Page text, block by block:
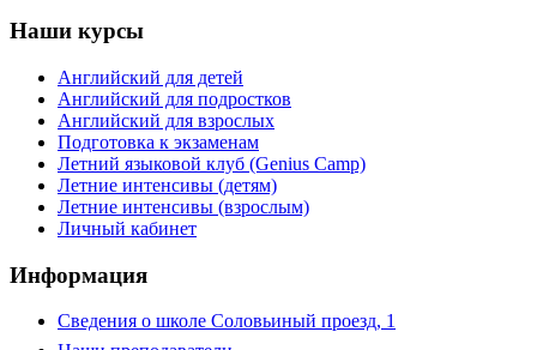
Наши курсы
Английский для детей
Английский для подростков
Английский для взрослых
Подготовка к экзаменам
Летний языковой клуб (Genius Camp)
Летние интенсивы (детям)
Летние интенсивы (взрослым)
Личный кабинет
Информация
Сведения о школе Соловьиный проезд, 1